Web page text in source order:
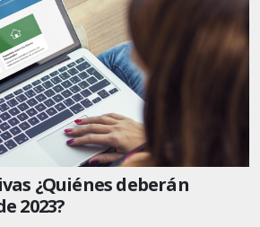
¿Quiénes deberán
2023?